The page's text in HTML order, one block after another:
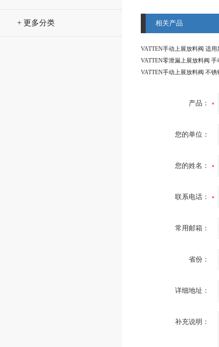
+ 更多分类 相关产品
产品：
您的单位：
您的姓名：
联系电话：
常用邮箱：
省份：
详细地址：
补充说明：